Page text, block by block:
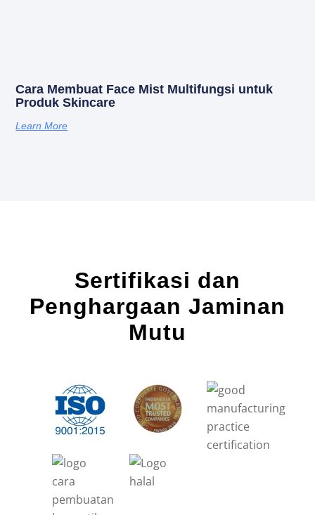
Cara Membuat Face Mist Multifungsi untuk
Produk Skincare
Learn More
Sertifikasi dan
Penghargaan Jaminan
Mutu